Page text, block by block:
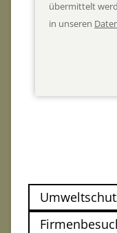
übermittelt
in unseren